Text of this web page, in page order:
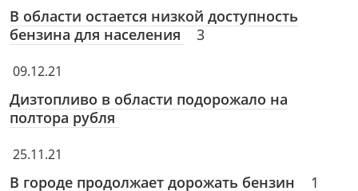
В области остается низкой доступность
бензина для населения
3
09.12.21
Дизтопливо в области подорожало на
полтора рубля
25.11.21
В городе продолжает дорожать бензин 1